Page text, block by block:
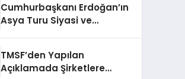
Cumhurbaşkanı Erdoğan’ın
Asya Turu Siyasi ve
TMSF’den Yapılan
Açıklamada Şirketlere